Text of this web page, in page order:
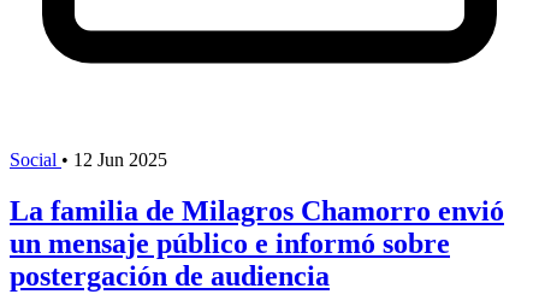
Social • 12 Jun 2025
La familia de Milagros Chamorro envió
un mensaje público e informó sobre
postergación de audiencia